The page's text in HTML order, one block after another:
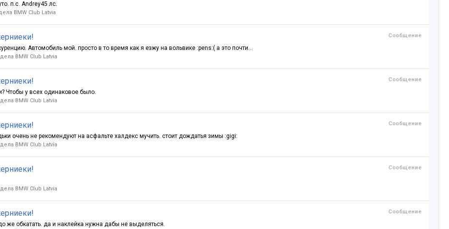
п.с. Andrey45 лс.
BMW Club Latvia
Сообщение
Автомобиль мой. просто в то время как я езжу на вольвике :pens:( а это почти...
BMW Club Latvia
Сообщение
Чтобы у всех одинаковое было.
BMW Club Latvia
Сообщение
очень не рекомендуют на асфальте халдекс мучить. стоит дождатья зимы :gigi:
BMW Club Latvia
Сообщение
BMW Club Latvia
Сообщение
же обкатать. да и наклейка нужна дабы не выделяться.